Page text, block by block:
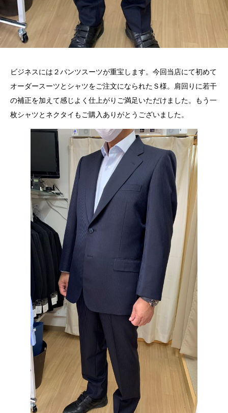
ビジネスには２パンツスーツが重宝します。今回当店にて初めて
オーダースーツとシャツをご注文になられたＳ様。肩回りに若干
の補正を加えて感じよく仕上がりご満足いただけました。もう一
枚シャツとネクタイもご購入ありがとうございました。